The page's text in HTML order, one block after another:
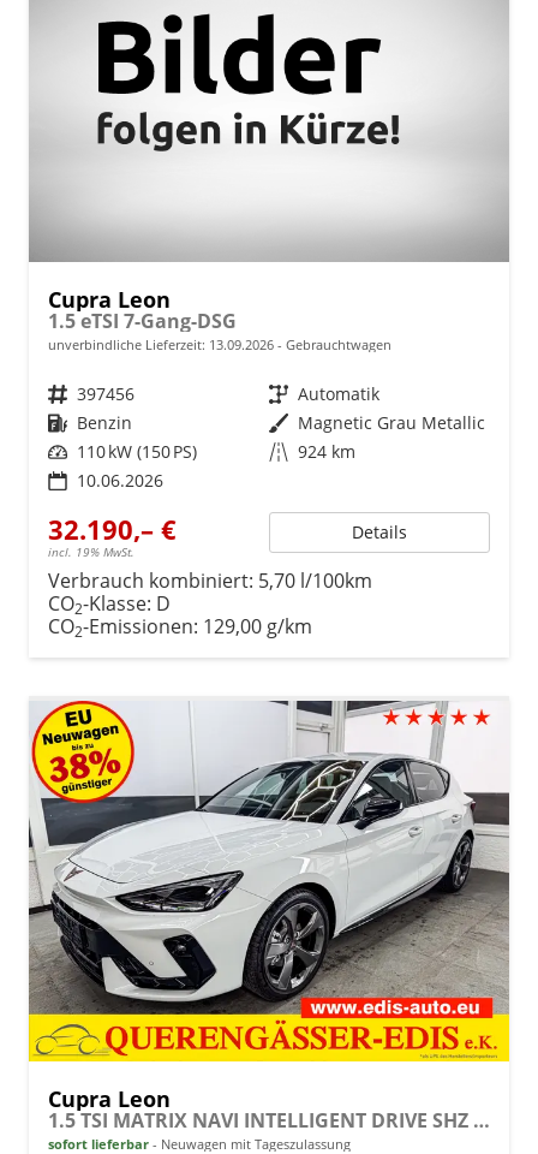
Cupra Leon
1.5 eTSI 7-Gang-DSG
unverbindliche Lieferzeit: 13.09.2026 Gebrauchtwagen
Fahrzeugnr. 397456 Getriebe Automatik
Kraftstoff Benzin Außenfarbe Magnetic Grau Metallic
Leistung 110 kW (150 PS) Kilometerstand 924 km
10.06.2026
32.190,– €
incl. 19% MwSt.
Details
Verbrauch kombiniert: 5,70 l/100km
CO2-Klasse: D
CO2-Emissionen: 129,00 g/km
Cupra Leon
1.5 TSI MATRIX NAVI INTELLIGENT DRIVE SHZ KEYLESS
sofort lieferbar Neuwagen mit Tageszulassung